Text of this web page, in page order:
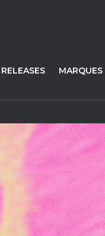
RELEASES MARQUES